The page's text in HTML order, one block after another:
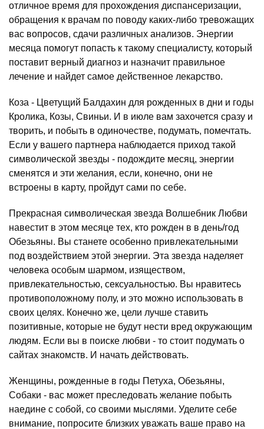
отличное время для прохождения диспансеризации,
обращения к врачам по поводу каких-либо тревожащих
вас вопросов, сдачи различных анализов. Энергии
месяца помогут попасть к такому специалисту, который
поставит верный диагноз и назначит правильное
лечение и найдет самое действенное лекарство.
Коза - Цветущий Балдахин для рожденных в дни и годы
Кролика, Козы, Свиньи. И в июле вам захочется сразу и
творить, и побыть в одиночестве, подумать, помечтать.
Если у вашего партнера наблюдается приход такой
символической звезды - подождите месяц, энергии
сменятся и эти желания, если, конечно, они не
встроены в карту, пройдут сами по себе.
Прекрасная символическая звезда Волшебник Любви
навестит в этом месяце тех, кто рожден в в день/год
Обезьяны. Вы станете особенно привлекательными
под воздействием этой энергии. Эта звезда наделяет
человека особым шармом, изяществом,
привлекательностью, сексуальностью. Вы нравитесь
противоположному полу, и это можно использовать в
своих целях. Конечно же, цели лучше ставить
позитивные, которые не будут нести вред окружающим
людям. Если вы в поиске любви - то стоит подумать о
сайтах знакомств. И начать действовать.
Женщины, рожденные в годы Петуха, Обезьяны,
Собаки - вас может преследовать желание побыть
наедине с собой, со своими мыслями. Уделите себе
внимание, попросите близких уважать ваше право на